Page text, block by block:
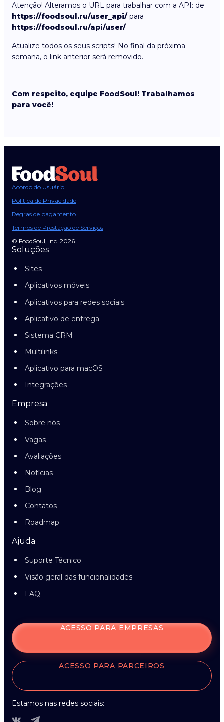
Atenção! Alteramos o URL para trabalhar com a API: de
https://foodsoul.ru/user_api/para
https://foodsoul.ru/api/user/
Atualize todos os seus scripts! No final da próxima
semana, o link anterior será removido.
Com respeito, equipe FoodSoul! Trabalhamos
para você!
Acordo do Usuário
Política de Privacidade
Regras de pagamento
Termos de Prestação de Serviços
© FoodSoul, Inc. 2026.
Soluções
Sites
Aplicativos móveis
Aplicativos para redes sociais
Aplicativo de entrega
Sistema CRM
Multilinks
Aplicativo para macOS
Integrações
Empresa
Sobre nós
Vagas
Avaliações
Notícias
Blog
Contatos
Roadmap
Ajuda
Suporte Técnico
Visão geral das funcionalidades
FAQ
ACESSO PARA EMPRESAS
ACESSO PARA PARCEIROS
Estamos nas redes sociais: